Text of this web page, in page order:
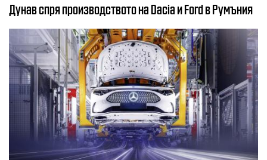
Дунав спря производството на Dacia и Ford в Румъния